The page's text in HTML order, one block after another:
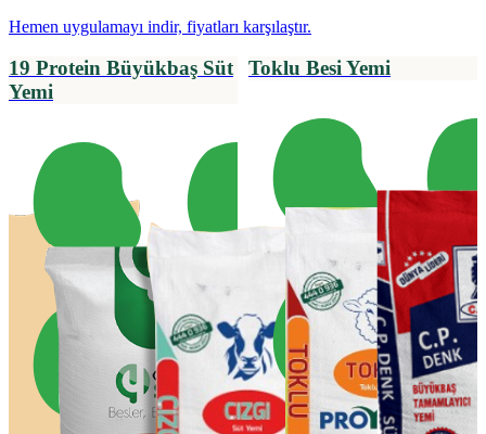
Hemen uygulamayı indir, fiyatları karşılaştır.
19 Protein Büyükbaş Süt
Yemi
Toklu Besi Yemi